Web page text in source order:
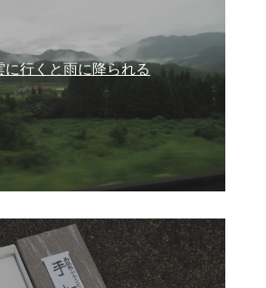
に行くと雨に降られる